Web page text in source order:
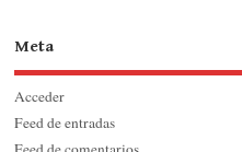
Meta
Acceder
Feed de entradas